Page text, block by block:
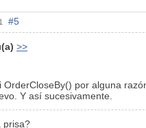
#5
>>
OrderCloseBy() por alguna
Y así sucesivamente.
prisa?